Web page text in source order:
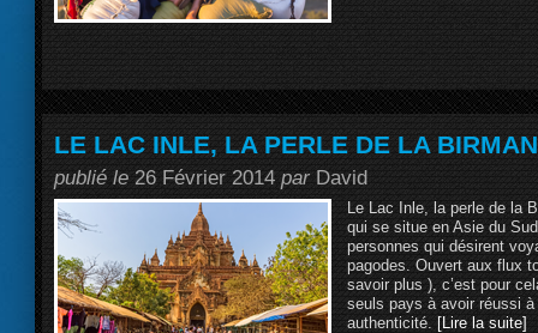
LE LAC INLE, LA PERLE DE LA
publié le 26 Février 2014 par David
Le Lac Inle, la perle de la
qui se situe en Asie du
personnes qui désirent
pagodes. Ouvert aux flux
savoir plus ), c’est pour
seuls pays à avoir réussi
authenticité. [Lire la suite]